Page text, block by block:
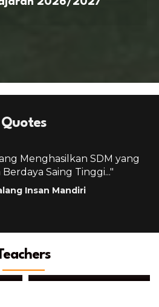
Quotes
Menghasilkan SDM yang
Saing Tinggi..."
Insan Mandiri